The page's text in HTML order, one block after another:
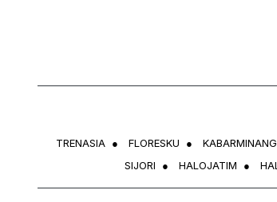
TRENASIA ● FLORESKU ● KABARMINANG
SIJORI
● HALOJATIM ●